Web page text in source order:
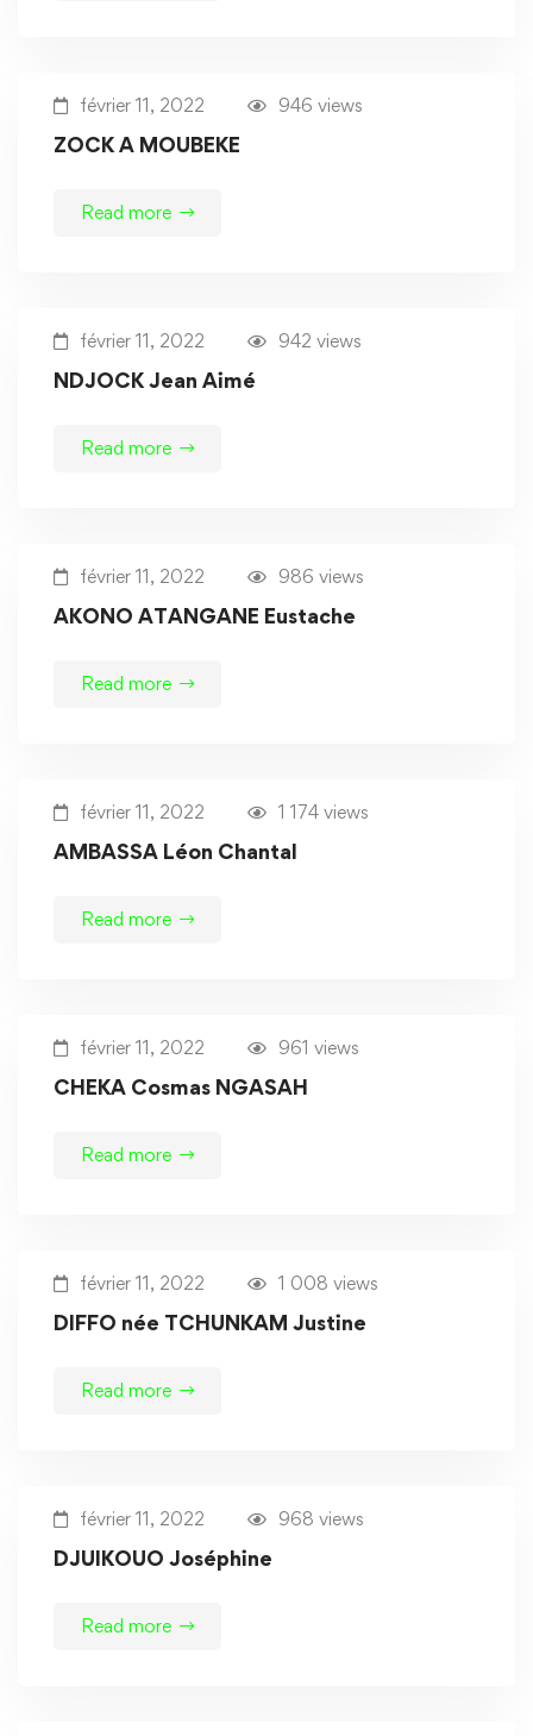
février 11, 2022 946 views
ZOCK A MOUBEKE
Read more
février 11, 2022 942 views
NDJOCK Jean Aimé
Read more
février 11, 2022 986 views
AKONO ATANGANE Eustache
Read more
février 11, 2022 1 174 views
AMBASSA Léon Chantal
Read more
février 11, 2022 961 views
CHEKA Cosmas NGASAH
Read more
février 11, 2022 1 008 views
DIFFO née TCHUNKAM Justine
Read more
février 11, 2022 968 views
DJUIKOUO Joséphine
Read more